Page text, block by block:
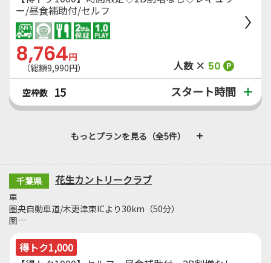
ー/昼食補助付/セルフ
8,764円
（総額9,990円）
人数 × 50 P
空枠数 15 スタート時間
もっとプランを見る（全5件）
千葉県 花生カントリークラブ
車
圏央自動車道/木更津東ICより30km（50分）
圏…
得トク1,000